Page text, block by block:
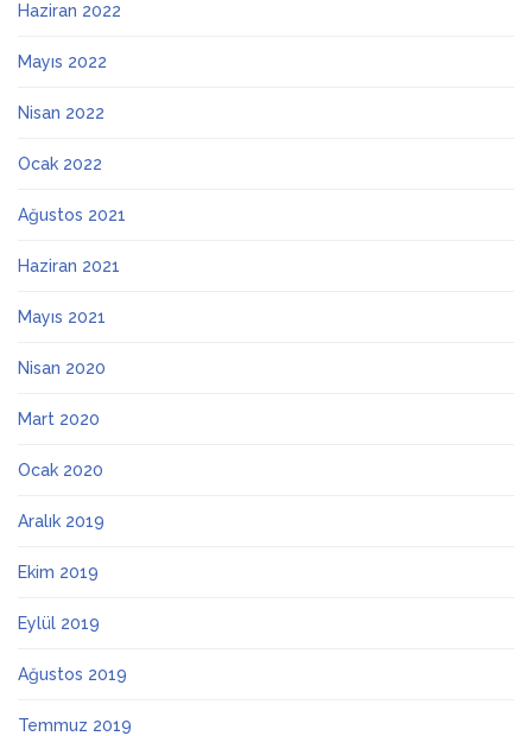
Haziran 2022
Mayıs 2022
Nisan 2022
Ocak 2022
Ağustos 2021
Haziran 2021
Mayıs 2021
Nisan 2020
Mart 2020
Ocak 2020
Aralık 2019
Ekim 2019
Eylül 2019
Ağustos 2019
Temmuz 2019